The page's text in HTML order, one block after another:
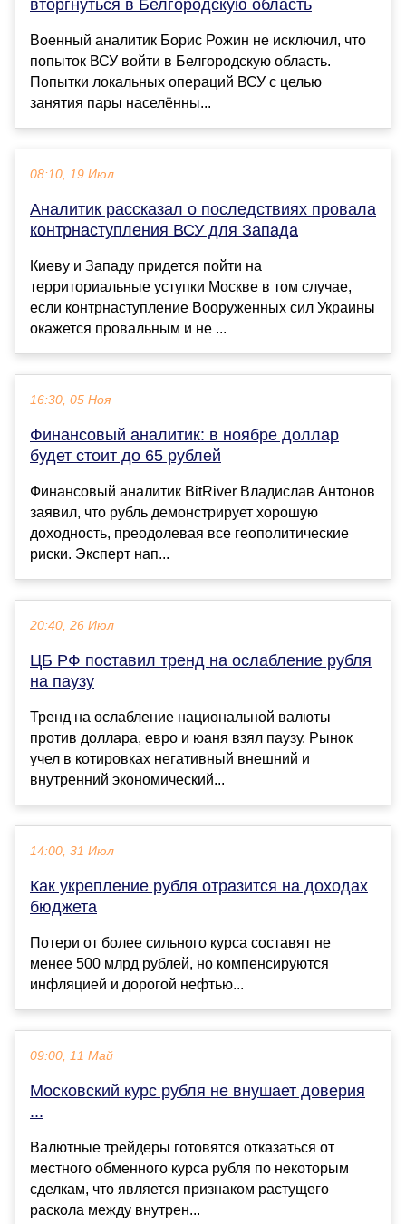
вторгнуться в Белгородскую область
Военный аналитик Борис Рожин не исключил, что
попыток ВСУ войти в Белгородскую область.
Попытки локальных операций ВСУ с целью
занятия пары населённы...
08:10, 19 Июл
Аналитик рассказал о последствиях провала
контрнаступления ВСУ для Запада
Киеву и Западу придется пойти на
территориальные уступки Москве в том случае,
если контрнаступление Вооруженных сил Украины
окажется провальным и не ...
16:30, 05 Ноя
Финансовый аналитик: в ноябре доллар
будет стоит до 65 рублей
Финансовый аналитик BitRiver Владислав Антонов
заявил, что рубль демонстрирует хорошую
доходность, преодолевая все геополитические
риски. Эксперт нап...
20:40, 26 Июл
ЦБ РФ поставил тренд на ослабление рубля
на паузу
Тренд на ослабление национальной валюты
против доллара, евро и юаня взял паузу. Рынок
учел в котировках негативный внешний и
внутренний экономический...
14:00, 31 Июл
Как укрепление рубля отразится на доходах
бюджета
Потери от более сильного курса составят не
менее 500 млрд рублей, но компенсируются
инфляцией и дорогой нефтью...
09:00, 11 Май
Московский курс рубля не внушает доверия
...
Валютные трейдеры готовятся отказаться от
местного обменного курса рубля по некоторым
сделкам, что является признаком растущего
раскола между внутрен...